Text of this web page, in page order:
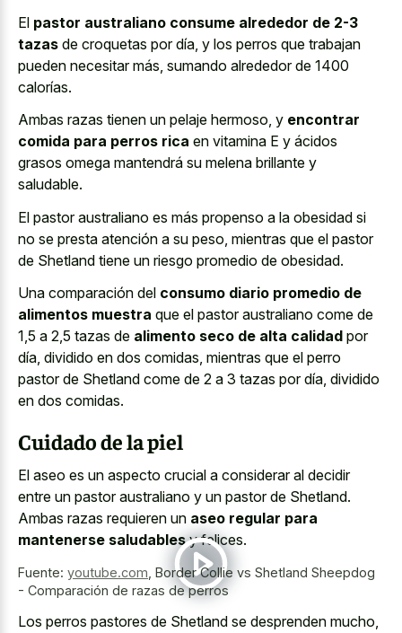
El pastor australiano consume alrededor de 2-3
tazas de croquetas por día, y los perros que trabajan
pueden necesitar más, sumando alrededor de 1400
calorías.
Ambas razas tienen un pelaje hermoso, y encontrar
comida para perros rica en vitamina E y ácidos
grasos omega mantendrá su melena brillante y
saludable.
El pastor australiano es más propenso a la obesidad si
no se presta atención a su peso, mientras que el pastor
de Shetland tiene un riesgo promedio de obesidad.
Una comparación del consumo diario promedio de
alimentos muestra que el pastor australiano come de
1,5 a 2,5 tazas de alimento seco de alta calidad por
día, dividido en dos comidas, mientras que el perro
pastor de Shetland come de 2 a 3 tazas por día, dividido
en dos comidas.
Cuidado de la piel
El aseo es un aspecto crucial a considerar al decidir
entre un pastor australiano y un pastor de Shetland.
Ambas razas requieren un aseo regular para
mantenerse saludablesy felices.
Fuente: youtube.com Border Collie vs Shetland Sheepdog
- Comparación de razas de perros
Los perros pastores de Shetland se desprenden mucho,